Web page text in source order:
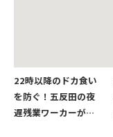
22時以降のドカ食い
を防ぐ！五反田の夜
遅残業ワーカーが